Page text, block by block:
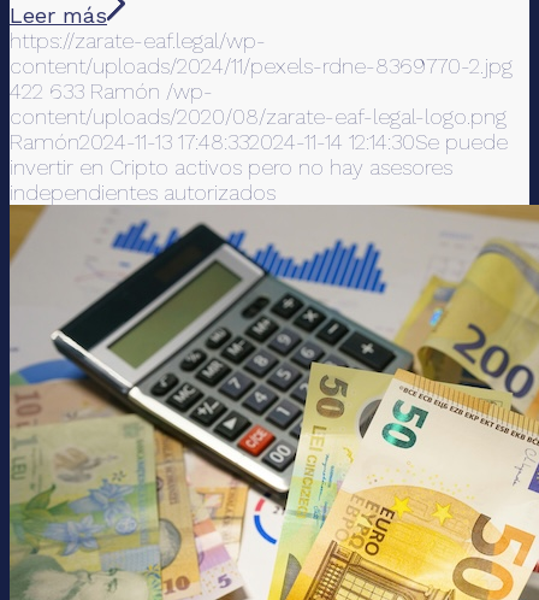
Leer más
https://zarate-eaf.legal/wp-
content/uploads/2024/11/pexels-rdne-8369770-2.jpg
422 633 Ramón /wp-
content/uploads/2020/08/zarate-eaf-legal-logo.png
Ramón2024-11-13 17:48:332024-11-14 12:14:30Se puede
invertir en Cripto activos pero no hay asesores
independientes autorizados